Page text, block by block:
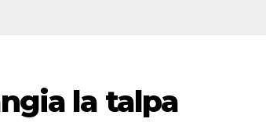
la talpa